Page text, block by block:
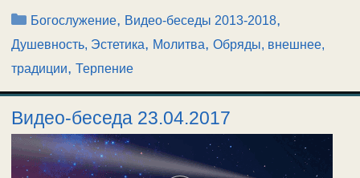
Рубрики
Богослужение, Видео-беседы 2013-2018,
Душевность, Эстетика, Молитва, Обряды, внешнее,
традиции, Терпение
Видео-беседа 23.04.2017